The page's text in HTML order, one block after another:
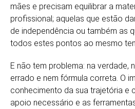
mães e precisam equilibrar a
profissional; aquelas que estão
de independência ou também as
todos estes pontos ao mesmo
E não tem problema: na verdade,
errado e nem fórmula correta. O
conhecimento da sua trajetória e
apoio necessário e as